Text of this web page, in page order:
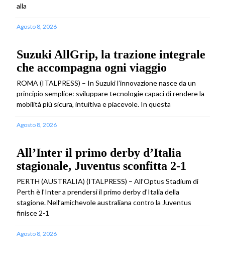
alla
Agosto 8, 2026
Suzuki AllGrip, la trazione integrale
che accompagna ogni viaggio
ROMA (ITALPRESS) – In Suzuki l’innovazione nasce da un
principio semplice: sviluppare tecnologie capaci di rendere la
mobilità più sicura, intuitiva e piacevole. In questa
Agosto 8, 2026
All’Inter il primo derby d’Italia
stagionale, Juventus sconfitta 2-1
PERTH (AUSTRALIA) (ITALPRESS) – All’Optus Stadium di
Perth è l’Inter a prendersi il primo derby d’Italia della
stagione. Nell’amichevole australiana contro la Juventus
finisce 2-1
Agosto 8, 2026